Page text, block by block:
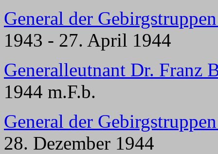
General der
1943 - 27. April 1944
Generalleutnant Dr. Franz
1944 m.F.b.
General der
28. Dezember 1944